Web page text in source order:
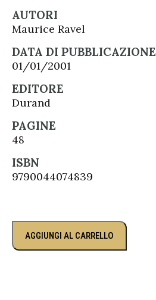
AUTORI
Maurice Ravel
DATA DI PUBBLICAZIONE
01/01/2001
EDITORE
Durand
PAGINE
48
ISBN
9790044074839
AGGIUNGI AL CARRELLO